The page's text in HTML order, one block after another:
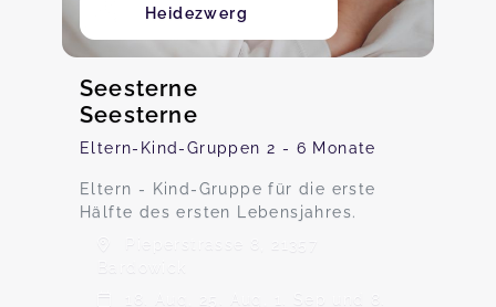
Heidezwerg
Seesterne
Seesterne
Eltern-Kind-Gruppen 2 - 6 Monate
Eltern - Kind-Gruppe für die erste
Hälfte des ersten Lebensjahres.
Pieperstrasse 8, 21357
18. Aug, 25. Aug, 1. Sep und 8.